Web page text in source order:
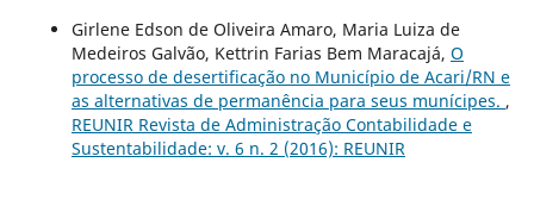
Girlene Edson de Oliveira Amaro, Maria Luiza de
Medeiros Galvão, Kettrin Farias Bem Maracajá, O
processo de desertificação no Município de Acari/RN e
as alternativas de permanência para seus munícipes. ,
REUNIR Revista de Administração Contabilidade e
Sustentabilidade: v. 6 n. 2 (2016): REUNIR